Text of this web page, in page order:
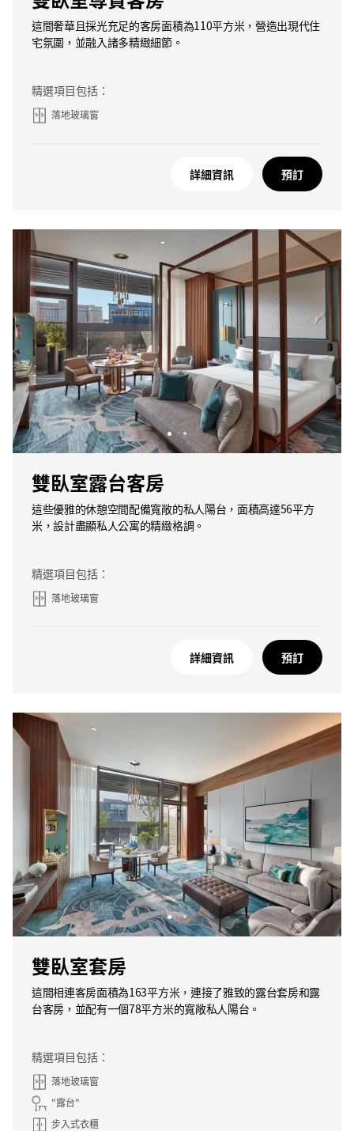
這間奢華且採光充足的客房面積為110平方米，營造出現代住
宅氛圍，並融入諸多精緻細節。
精選項目包括：
落地玻璃窗
詳細資訊 預訂
雙臥室露台客房
這些優雅的休憩空間配備寬敞的私人陽台，面積高達56平方
米，設計盡顯私人公寓的精緻格調。
精選項目包括：
落地玻璃窗
詳細資訊 預訂
雙臥室套房
這間相連客房面積為163平方米，連接了雅致的露台套房和露
台客房，並配有一個78平方米的寬敞私人陽台。
精選項目包括：
落地玻璃窗
"露台"
步入式衣櫃